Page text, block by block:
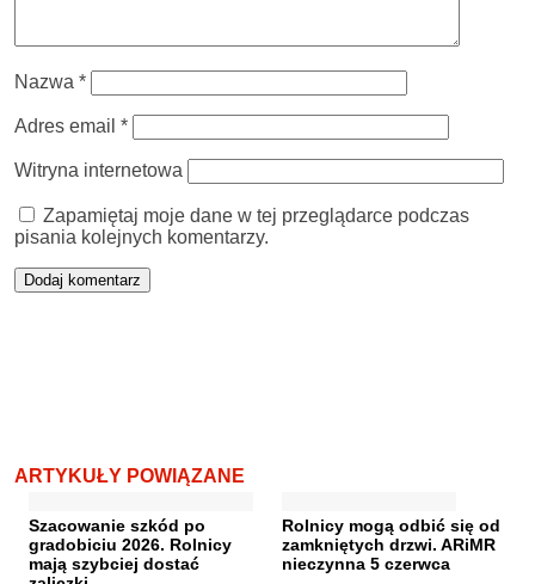
Nazwa *
Adres email *
Witryna internetowa
Zapamiętaj moje dane w tej przeglądarce podczas
pisania kolejnych komentarzy.
ARTYKUŁY POWIĄZANE
Szacowanie szkód po
gradobiciu 2026. Rolnicy
mają szybciej dostać
Rolnicy mogą odbić się od
zamkniętych drzwi. ARiMR
nieczynna 5 czerwca